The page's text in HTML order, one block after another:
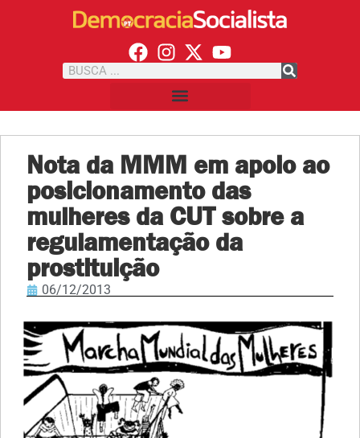
Nota da MMM em apoio ao
posicionamento das
mulheres da CUT sobre a
regulamentação da
prostituição
06/12/2013